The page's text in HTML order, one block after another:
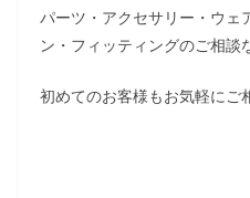
パーツ・アクセサリー・ウ
ン・フィッティングのご相談
初めてのお客様もお気軽にご